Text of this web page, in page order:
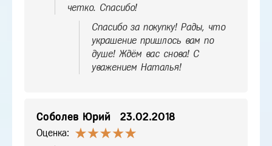
четко. Спасибо!
Спасибо за покупку! Рады, что
украшение пришлось вам по
душе! Ждём вас снова! С
уважением Наталья!
Соболев Юрий 23.02.2018
Оценка: